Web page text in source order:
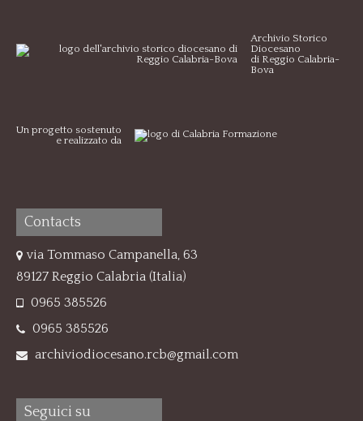
Archivio Storico
Diocesano
di Reggio Calabria-
Bova
Un progetto sostenuto
e realizzato da
Contacts
via Tommaso Campanella, 63
89127 Reggio Calabria (Italia)
0965 385526
0965 385526
archiviodiocesano.rcb@gmail.com
Seguici su